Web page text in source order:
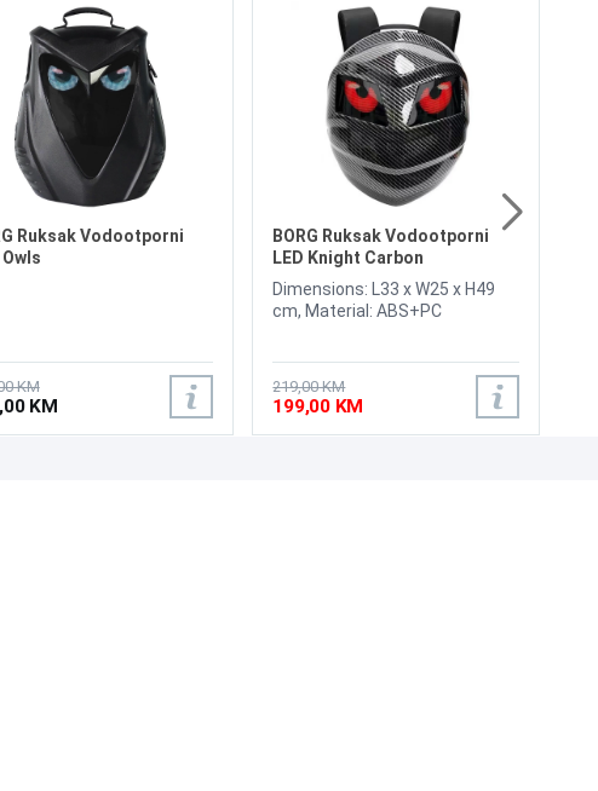
Ruksak Vodootporni
Owls
KM
KM
BORG Ruksak Vodootporni
LED Knight Carbon
Dimensions: L33 x W25 x H49
cm, Material: ABS+PC
219,00 KM
199,00 KM